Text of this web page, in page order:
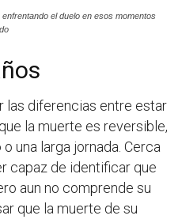
el duelo en esos momentos
las diferencias entre estar
la muerte es reversible,
una larga jornada. Cerca
capaz de identificar que
aun no comprende su
que la muerte de su